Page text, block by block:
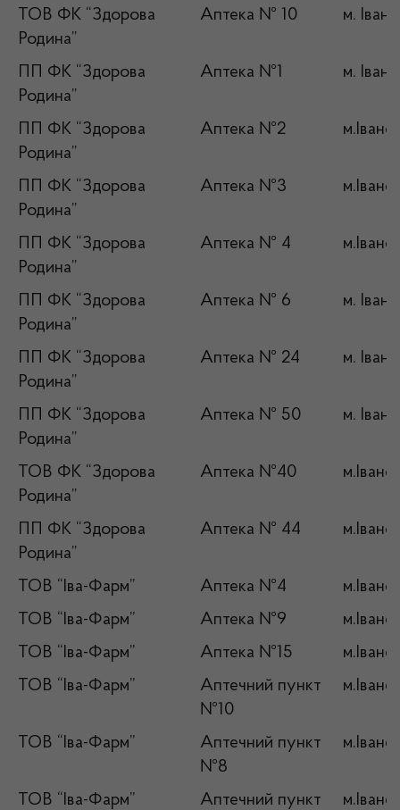
ТОВ ФК “Здорова
Родина”
Аптека № 10 м.
ПП ФК “Здорова
Родина”
Аптека №1 м.
ПП ФК “Здорова
Родина”
Аптека №2
ПП ФК “Здорова
Родина”
Аптека №3
ПП ФК “Здорова
Родина”
Аптека № 4
ПП ФК “Здорова
Родина”
Аптека № 6 м.
ПП ФК “Здорова
Родина”
Аптека № 24 м.
ПП ФК “Здорова
Родина”
Аптека № 50 м.
ТОВ ФК “Здорова
Родина”
Аптека №40
ПП ФК “Здорова
Родина”
Аптека № 44
ТОВ “Іва-Фарм” Аптека №4
ТОВ “Іва-Фарм”
Аптека №9
ТОВ “Іва-Фарм”
Аптека №15
ТОВ “Іва-Фарм”
Аптечний пункт
№10
ТОВ “Іва-Фарм”
Аптечний пункт
№8
ТОВ “Іва-Фарм”
Аптечний пункт